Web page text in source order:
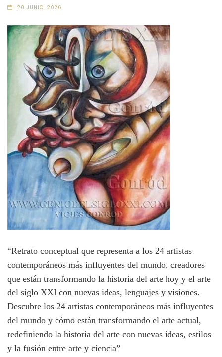
20 JUNIO, 2026
“Retrato conceptual que representa a los 24 artistas
contemporáneos más influyentes del mundo, creadores
que están transformando la historia del arte hoy y el arte
del siglo XXI con nuevas ideas, lenguajes y visiones.
Descubre los 24 artistas contemporáneos más influyentes
del mundo y cómo están transformando el arte actual,
redefiniendo la historia del arte con nuevas ideas, estilos
y la fusión entre arte y ciencia”